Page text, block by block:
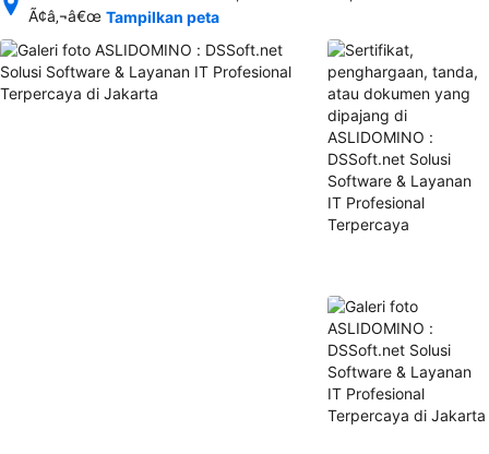
Setelah
semua
rincian
akomodasi
Ã¢â‚¬â€œ Tampilkan peta